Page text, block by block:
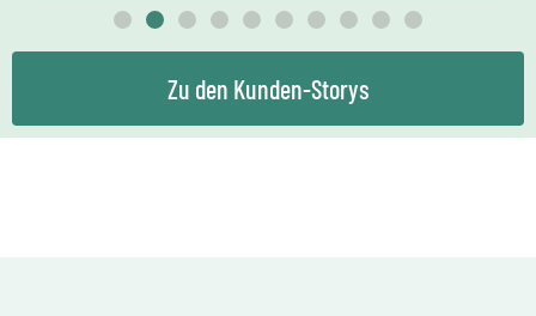
Zu den Kunden-Storys